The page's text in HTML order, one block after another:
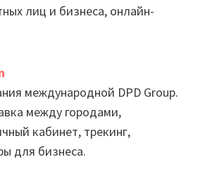
лиц и бизнеса, онлайн-
международной DPD Group.
между городами,
кабинет, трекинг,
для бизнеса.